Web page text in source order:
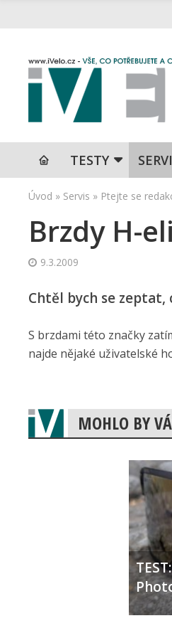
TESTY
Úvod » Servis » Ptejte se
Brzdy H-
9.3.2009
Chtěl bych se
S brzdami této značky
najde nějaké uživatelské
MOHLO BY